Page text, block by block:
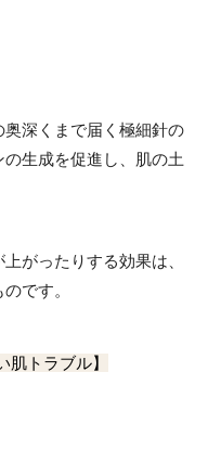
深くまで届く極細針の
生成を促進し、肌の土
がったりする効果は、
です。
肌トラブル】